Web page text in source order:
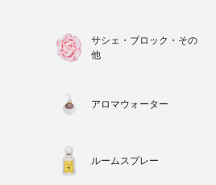
サシェ・ブロック・その
他
アロマウォーター
ルームスプレー